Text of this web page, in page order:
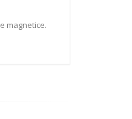
magnetice.